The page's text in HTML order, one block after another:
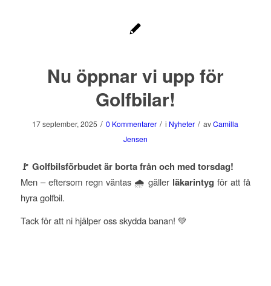
Nu öppnar vi upp för
Golfbilar!
17 september, 2025 / 0 Kommentarer / i Nyheter / avCamilla
Jensen
🚩 Golfbilsförbudet är borta från och med torsdag!
Men – eftersom regn väntas 🌧️ gäller läkarintyg för att få
hyra golfbil.
Tack för att ni hjälper oss skydda banan! 💚